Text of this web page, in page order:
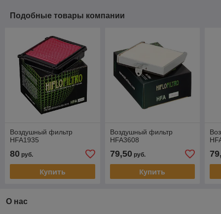
Подобные товары компании
Воздушный фильтр
HFA1935
80 руб.
Купить
Воздушный фильтр
HFA3608
79,50руб.
Купить
О нас